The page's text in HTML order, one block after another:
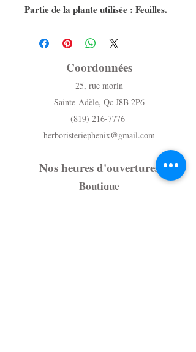
Partie de la plante utilisée : Feuilles.
Coordonnées
25, rue morin
Sainte-Adèle, Qc J8B 2P6
(819) 216-7776
herboristeriephenix@gmail.com
Nos heures d'ouvertures
Boutique